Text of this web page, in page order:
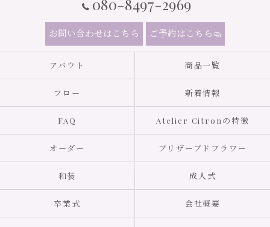
080-8497-2969
お問い合わせはこちら ご予約はこちら
アバウト 商品一覧
フロー 新着情報
FAQ Atelier Citronの特徴
オーダー プリザーブドフラワー
和装 成人式
卒業式 会社概要